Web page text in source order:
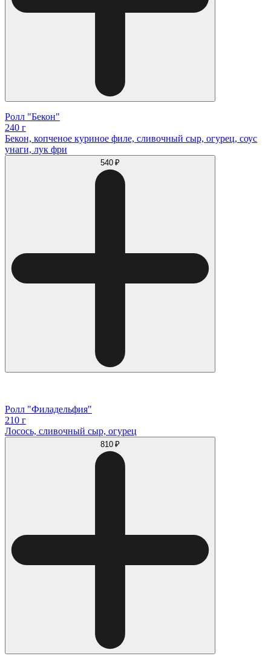
Ролл "Бекон"
240 г
Бекон, копченое куриное филе, сливочный сыр, огурец, соус
унаги, лук фри
540 ₽
Ролл "Филадельфия"
210 г
Лосось, сливочный сыр, огурец
810 ₽